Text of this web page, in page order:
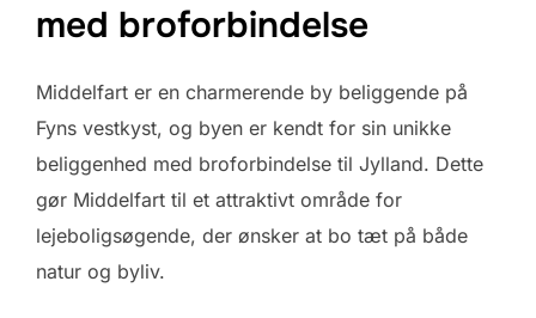
med broforbindelse
Middelfart er en charmerende by beliggende på
Fyns vestkyst, og byen er kendt for sin unikke
beliggenhed med broforbindelse til Jylland. Dette
gør Middelfart til et attraktivt område for
lejeboligsøgende, der ønsker at bo tæt på både
natur og byliv.